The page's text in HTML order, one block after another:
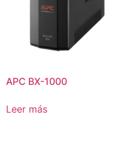
APC BX-1000
Leer más